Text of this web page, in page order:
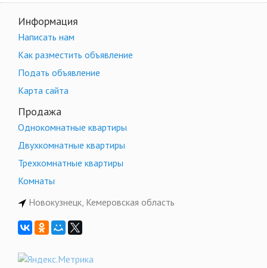
Информация
Написать нам
Как разместить объявление
Подать объявление
Карта сайта
Продажа
Однокомнатные квартиры
Двухкомнатные квартиры
Трехкомнатные квартиры
Комнаты
Новокузнецк, Кемеровская область